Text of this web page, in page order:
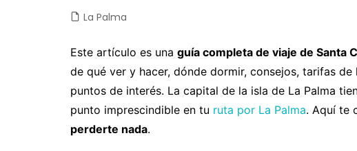
Gran Canaria
La Palma
Tenerife
Castilla y León
Castilla-La Mancha
Cataluña
Comunidad Valenciana
Extremadura
Colombia
Costa Rica
Cuba
Jordania
Laos
Malasia
Dinamarca
Escocia
Eslovenia
La Palma
Este artículo es una guía completa de viaje de Santa
de qué ver y hacer, dónde dormir, consejos, tarifas
puntos de interés. La capital de la isla de La Palma
punto imprescindible en tu ruta por La Palma. Aquí te
perderte nada.